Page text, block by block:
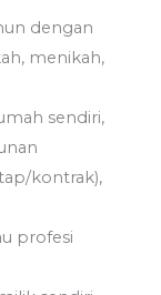
dengan
menikah,
sendiri,
kontrak),
profesi